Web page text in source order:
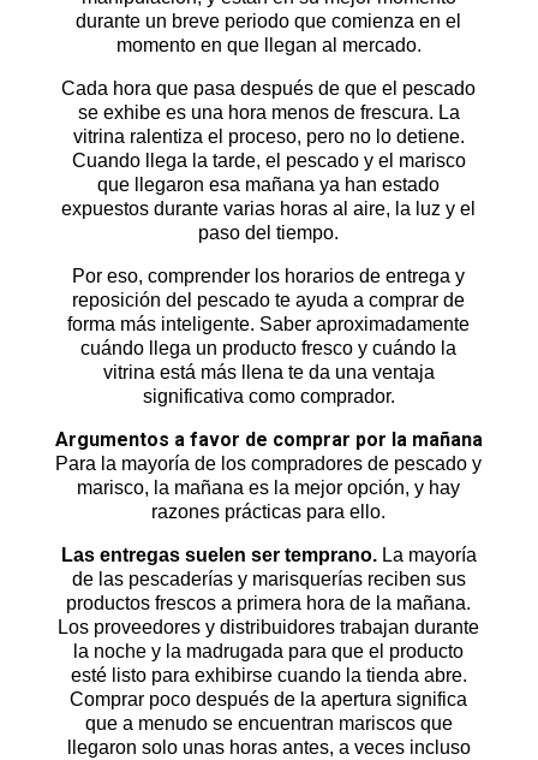
durante un breve periodo que comienza en el
momento en que llegan al mercado.
Cada hora que pasa después de que el pescado
se exhibe es una hora menos de frescura. La
vitrina ralentiza el proceso, pero no lo detiene.
Cuando llega la tarde, el pescado y el marisco
que llegaron esa mañana ya han estado
expuestos durante varias horas al aire, la luz y el
paso del tiempo.
Por eso, comprender los horarios de entrega y
reposición del pescado te ayuda a comprar de
forma más inteligente. Saber aproximadamente
cuándo llega un producto fresco y cuándo la
vitrina está más llena te da una ventaja
significativa como comprador.
Argumentos a favor de comprar por la mañana
Para la mayoría de los compradores de pescado y
marisco, la mañana es la mejor opción, y hay
razones prácticas para ello.
Las entregas suelen ser temprano.La mayoría
de las pescaderías y marisquerías reciben sus
productos frescos a primera hora de la mañana.
Los proveedores y distribuidores trabajan durante
la noche y la madrugada para que el producto
esté listo para exhibirse cuando la tienda abre.
Comprar poco después de la apertura significa
que a menudo se encuentran mariscos que
llegaron solo unas horas antes, a veces incluso